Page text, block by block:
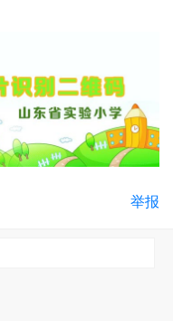
举报